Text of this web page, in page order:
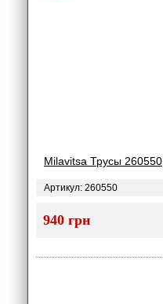
Milavitsa Трусы 260550
Артикул: 260550
940 грн